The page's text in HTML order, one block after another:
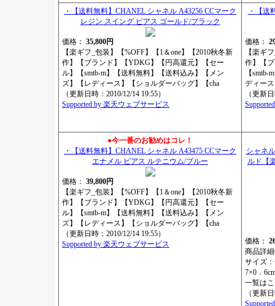
・【送料無料】CHANEL シャネル A43256 CCマーク
レジン スイング ピアス ゴールド/ブラック
価格： 35,800円
【楽ギフ_包装】【%OFF】【1＆one】【2010秋冬新
作】【ブランド】【YDKG】【円高還元】【セー
ル】【smtb-m】【送料無料】【送料込み】【メン
ズ】【レディース】【ショルダーバッグ】【cha
（更新日時：2010/12/14 19:55）
Supported by 楽天ウェブサービス
・【送
価格：
【楽ギ
作】【
【
ディー
（更新
●今一番のお勧めはコレ！
・【送料無料】CHANEL シャネル A43475 CCマーク
エナメル ピアス ルテニウム/ブルー
価格： 39,800円
【楽ギフ_包装】【%OFF】【1＆one】【2010秋冬新
作】【ブランド】【YDKG】【円高還元】【セー
ル】【smtb-m】【送料無料】【送料込み】【メン
ズ】【レディース】【ショルダーバッグ】【cha
（更新日時：2010/12/14 19:55）
Supported by 楽天ウェブサービス
シャネ
ルド【
価格：
商品詳
サイズ
7×0．
一覧は
（更新